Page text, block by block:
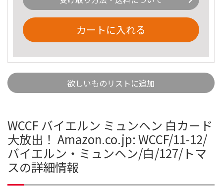
カートに入れる
欲しいものリストに追加
WCCF バイエルン ミュンヘン 白カード
大放出！ Amazon.co.jp: WCCF/11-12/
バイエルン・ミュンヘン/白/127/トマ
スの詳細情報